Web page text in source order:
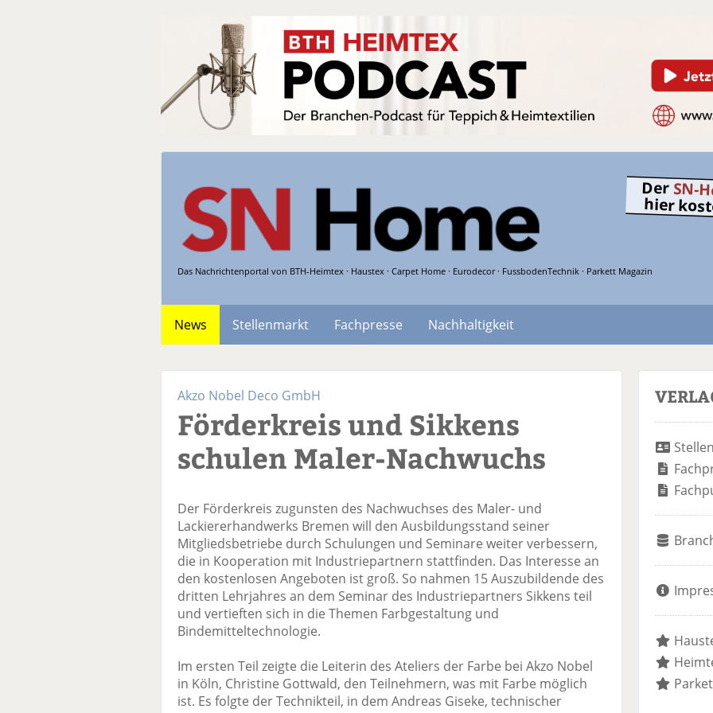
Das Nachrichtenportal von BTH-Heimtex · Haustex · Carpet Home · Eurodecor · FussbodenTechnik · Parkett Magazin
Der SN-
hier
News Stellenmarkt Fachpresse
Nachhaltigkeit
Akzo Nobel Deco GmbH
Förderkreis und Sikkens
schulen Maler-Nachwuchs
Der Förderkreis zugunsten des Nachwuchses des Maler- und
Lackiererhandwerks Bremen will den Ausbildungsstand seiner
Mitgliedsbetriebe durch Schulungen und Seminare weiter verbessern,
die in Kooperation mit Industriepartnern stattfinden. Das Interesse an
den kostenlosen Angeboten ist groß. So nahmen 15 Auszubildende des
dritten Lehrjahres an dem Seminar des Industriepartners Sikkens teil
und vertieften sich in die Themen Farbgestaltung und
Bindemitteltechnologie.
Im ersten Teil zeigte die Leiterin des Ateliers der Farbe bei Akzo Nobel
in Köln, Christine Gottwald, den Teilnehmern, was mit Farbe möglich
ist. Es folgte der Technikteil, in dem Andreas Giseke, technischer